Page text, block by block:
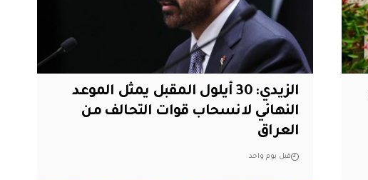
الزيدي: 30 أيلول المقبل يمثل الموعد
النهائي لانسحاب قوات التحالف من
العراق
قبل يوم واحد